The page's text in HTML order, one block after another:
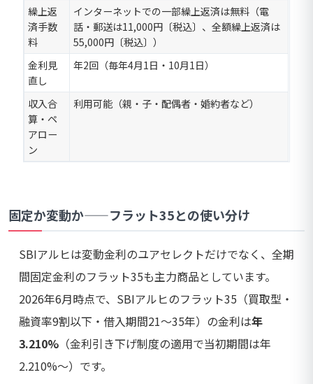
繰上返
済手数
料
インターネットでの一部繰上返済は無料（電
話・郵送は11,000円〔税込〕、全額繰上返済は
55,000円〔税込〕）
金利見
直し
年2回（毎年4月1日・10月1日）
収入合
算・ペ
アロー
ン
利用可能（親・子・配偶者・婚約者など）
固定か変動か——フラット35との使い分け
SBIアルヒは変動金利のユアセレクトだけでなく、全期
間固定金利のフラット35も主力商品としています。
2026年6月時点で、SBIアルヒのフラット35（買取型・
融資率9割以下・借入期間21〜35年）の金利は年
3.210% （金利引き下げ制度の適用で当初期間は年
2.210%〜）です。